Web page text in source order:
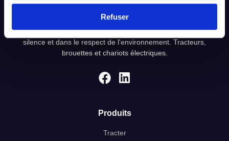
Refuser
Solutions électriques pour manutention pratique avec plus de
silence et dans le respect de l'environnement. Tracteurs,
brouettes et chariots électriques.
Produits
Tracter